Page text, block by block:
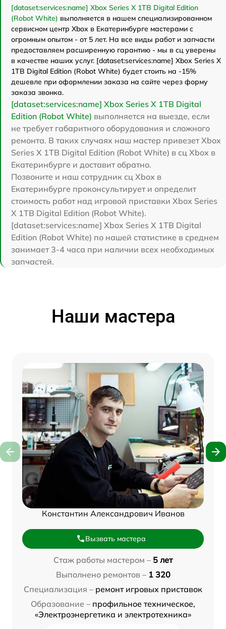
[dataset:services:name] Xbox Series X 1TB Digital Edition
(Robot White) выполняется в нашем специализированном
сервисном центр Xbox в Екатеринбурге мастерами с
огромным опытом - от 5 лет. На все виды работ и запчасти
предоставляем расширенную гарантию - мы в сц уверены
в качестве наших услуг. [dataset:services:name] Xbox Series X
1TB Digital Edition (Robot White) будет стоить на -15%
дешевле при оформлении заказа на сайте через форму
заказа звонка.
[dataset:services:name] Xbox Series X 1TB Digital
Edition (Robot White) выполняется на выезде, если
не требует габаритного оборудования и сложного
ремонта. В таких случаях наш мастер привезет Xbox
Series X 1TB Digital Edition (Robot White) в сц Xbox в
Екатеринбурге и доставит обратно.
Позвоните и наш сотрудник сц Xbox в
Екатеринбурге проконсультирует и определит
стоимость работ над игровой приставки Xbox Series
X 1TB Digital Edition (Robot White).
[dataset:services:name] Xbox Series X 1TB Digital
Edition (Robot White) по нашей статистике в среднем
занимает 3-4 часа при наличии всех необходимых
запчастей.
Наши мастера
Константин Александрович Иванов
Вызвать мастера
Стаж работы мастером – 5 лет
Выполнено ремонтов – 1 320
Специализация – ремонт игровых приставок
Образование – профильное техническое,
«Электроэнергетика и электротехника»